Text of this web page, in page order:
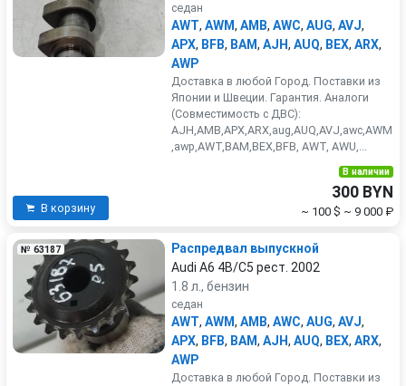
седан
AWT, AWM, AMB, AWC, AUG, AVJ,
APX, BFB, BAM, AJH, AUQ, BEX, ARX,
AWP
Доставка в любой Город. Поставки из
Японии и Швеции. Гарантия. Аналоги
(Совместимость с ДВС):
AJH,AMB,APX,ARX,aug,AUQ,AVJ,awc,AWM
,awp,AWT,BAM,BEX,BFB, AWT, AWU,...
В корзину
В наличии
300 BYN
~ 100 $ ~ 9 000 ₽
№ 63187
Распредвал выпускной
Audi A6 4B/C5 рест. 2002
1.8 л., бензин
седан
AWT, AWM, AMB, AWC, AUG, AVJ,
APX, BFB, BAM, AJH, AUQ, BEX, ARX,
AWP
Доставка в любой Город. Поставки из